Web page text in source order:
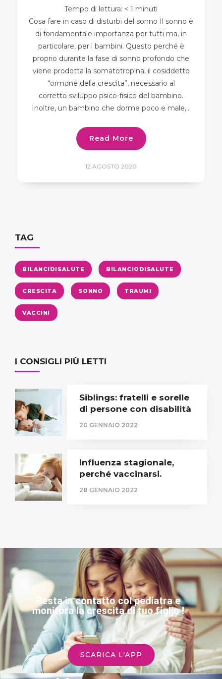
Tempo di lettura: < 1 minuti
Cosa fare in caso di disturbi del sonno Il sonno è
di fondamentale importanza per tutti ma, in
particolare, per i bambini. Questo perché è
proprio durante la fase di sonno profondo che
viene prodotta la somatotropina, il cosiddetto
“ormone della crescita”, necessario al
corretto sviluppo psico-fisico del bambino.
Inoltre, un bambino che dorme poco e male,…
Read More
12 AGOSTO 2020
TAG
BILANCIDISALUTE BILANCIODISALUTE
CRESCITA SONNO TRAUMI
VACCINI
I CONSIGLI PIÙ LETTI
Siblings: fratelli e sorelle
di persone con disabilità
20 GENNAIO 2022
Influenza stagionale,
perché vaccinarsi.
28 GENNAIO 2022
Resta in contatto col pediatra e
monitora la crescita di tuo figlio !
SCARICA L'APP